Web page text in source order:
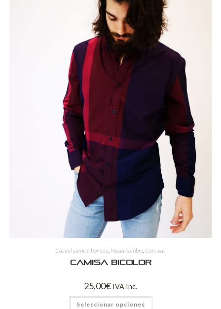
Casual camisa hombre, Moda hombre, Camisas
Camisa bicolor
25,00€ IVA Inc.
Seleccionar opciones